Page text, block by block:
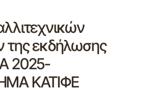
της εκδήλωσης
2025-
ΚΑΤΙΦΕ